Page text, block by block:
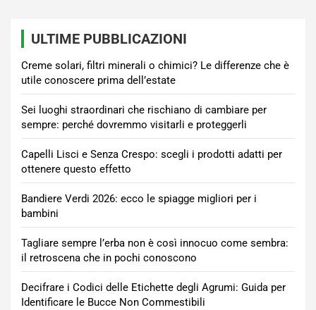
ULTIME PUBBLICAZIONI
Creme solari, filtri minerali o chimici? Le differenze che è
utile conoscere prima dell’estate
Sei luoghi straordinari che rischiano di cambiare per
sempre: perché dovremmo visitarli e proteggerli
Capelli Lisci e Senza Crespo: scegli i prodotti adatti per
ottenere questo effetto
Bandiere Verdi 2026: ecco le spiagge migliori per i
bambini
Tagliare sempre l’erba non è così innocuo come sembra:
il retroscena che in pochi conoscono
Decifrare i Codici delle Etichette degli Agrumi: Guida per
Identificare le Bucce Non Commestibili